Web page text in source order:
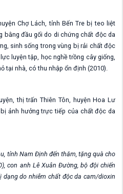
Chợ Lách, tỉnh Bến Tre bị teo liệt
bằng đầu gối do di chứng chất độc da
sinh sống trong vùng bị rải chất độc
luyện tập, học nghề trồng cây giống,
tại nhà, có thu nhập ổn định (2010).
thị trấn Thiên Tôn, huyện Hoa Lư
ảnh hưởng trực tiếp của chất độc da
tỉnh Nam Định đến thăm, tặng quà cho
con anh Lê Xuân Đường, bộ đội chiến
dạng do nhiễm chất độc da cam/dioxin